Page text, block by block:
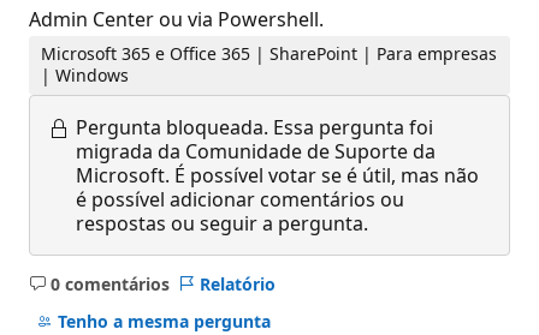
Admin Center ou via Powershell.
Microsoft 365 e Office 365 | SharePoint | Para empresas
| Windows
Pergunta bloqueada. Essa pergunta foi
migrada da Comunidade de Suporte da
Microsoft. É possível votar se é útil, mas não
é possível adicionar comentários ou
respostas ou seguir a pergunta.
0 comentários
Sem
comentários
Relatório
Tenho a mesma pergunta